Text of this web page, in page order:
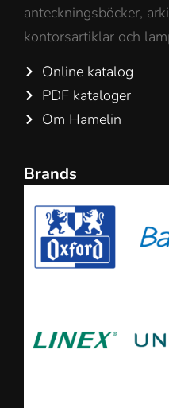
anteckningsböcker,
kontorsartiklar och
Online katalog
PDF kataloger
Om Hamelin
Brands